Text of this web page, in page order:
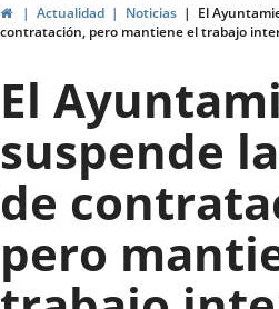
de
Valladolid
InicioActualidad Noticias
El
contratación, pero mantiene el trabajo
El
suspende
de
pero